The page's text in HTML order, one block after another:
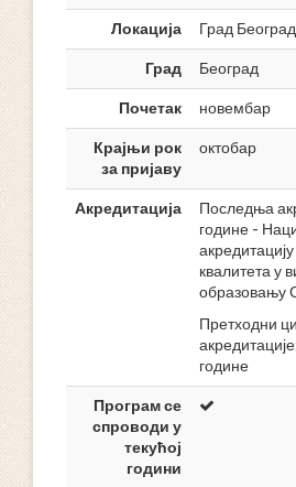
Локација
Град Београд
Град
Београд
Почетак
новембар
Крајњи рок
за пријаву
октобар
Акредитација
Последња
године -
квалитета у
образовању
Претходни
године
Програм се
спроводи у
текућој
години